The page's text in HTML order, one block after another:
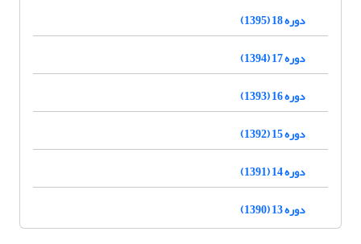
دوره 18 (1395)
دوره 17 (1394)
دوره 16 (1393)
دوره 15 (1392)
دوره 14 (1391)
دوره 13 (1390)